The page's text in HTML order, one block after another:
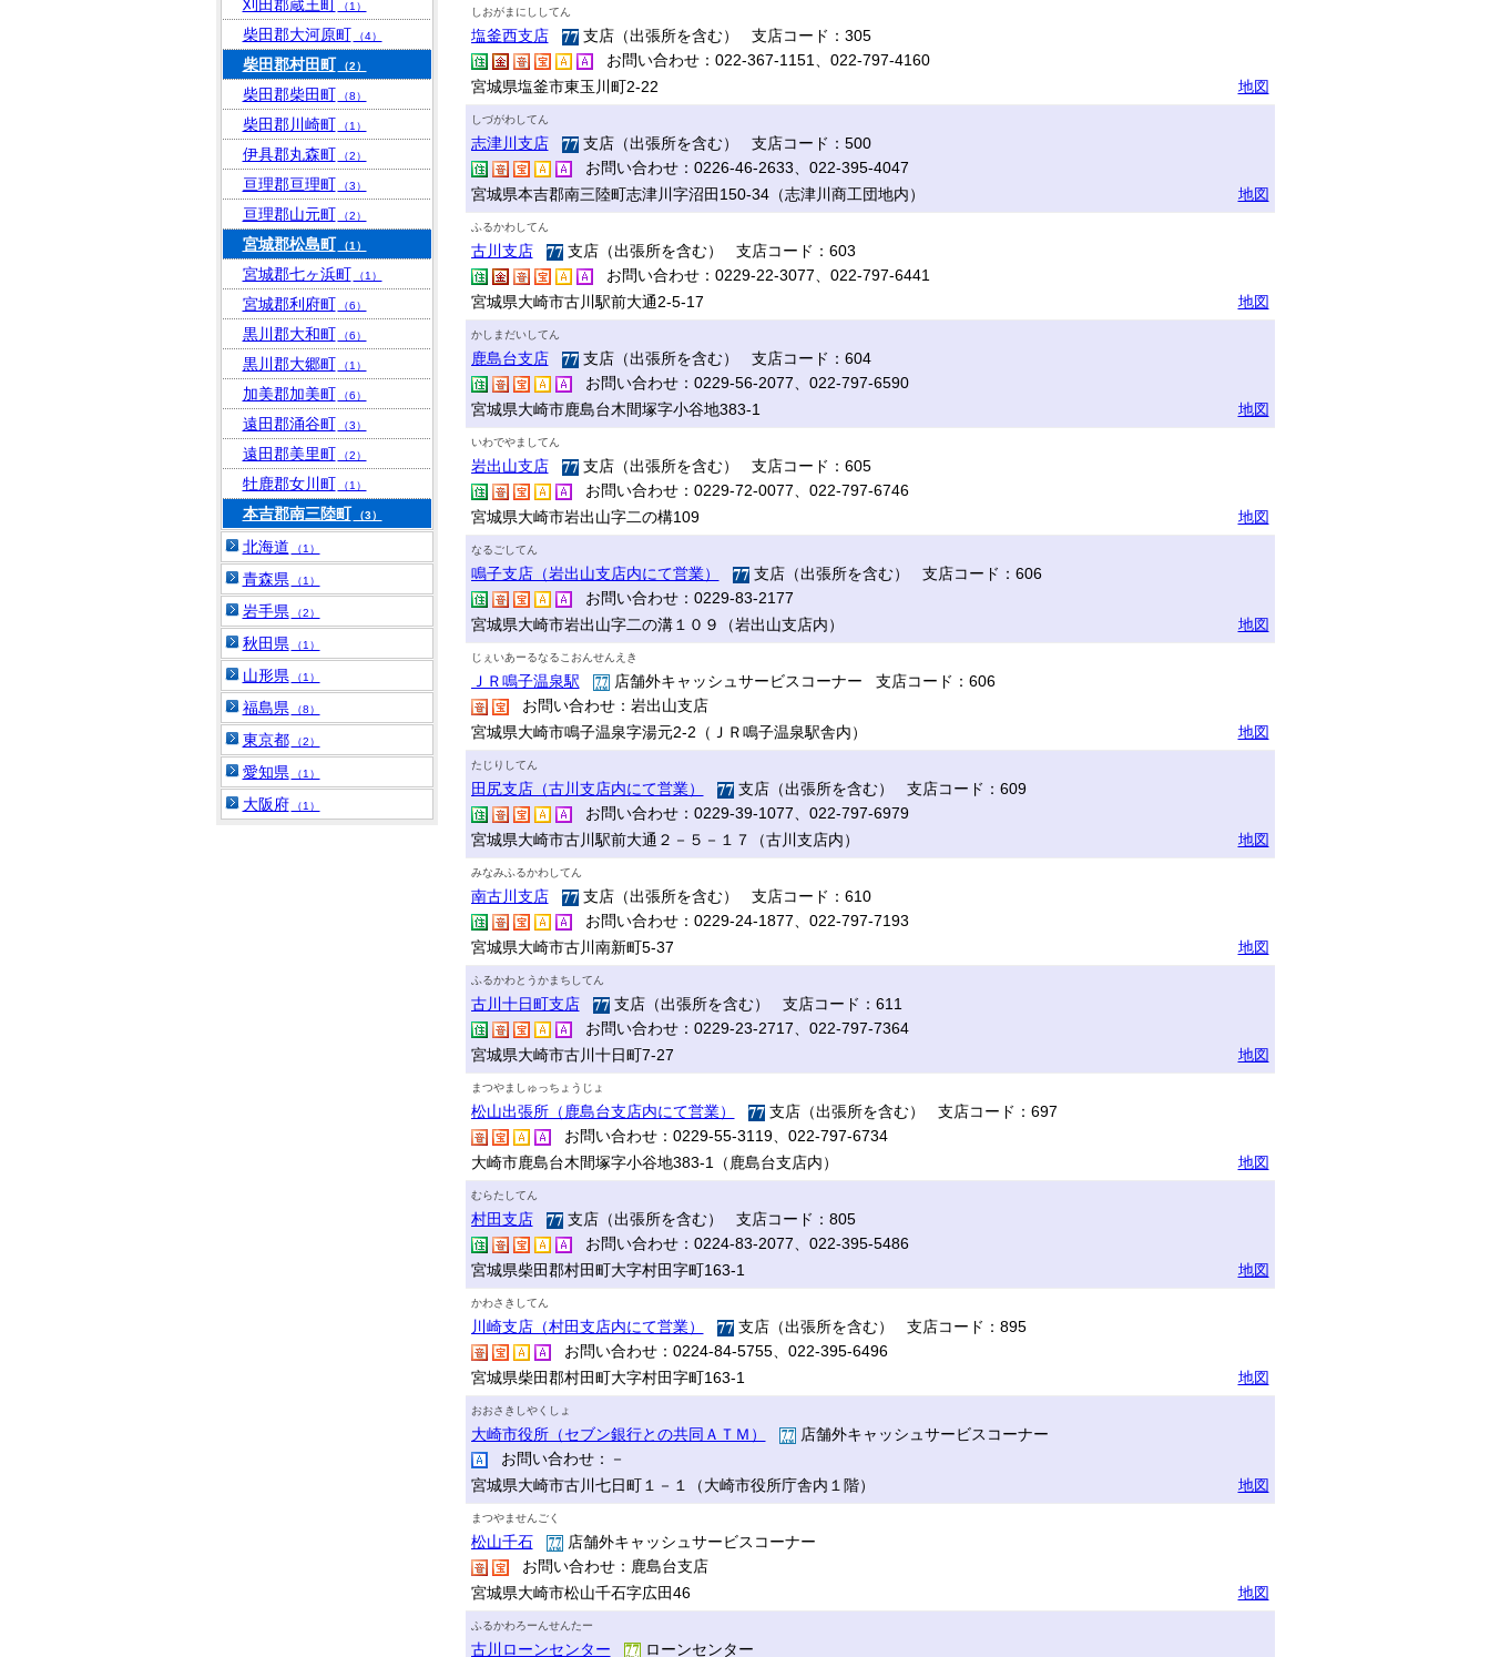
しおがまにししてん
塩釜西支店
支店（出張所を含む） 支店コード：305
お問い合わせ：022-367-1151、022-797-4160
宮城県塩釜市東玉川町2-22
地図
しづがわしてん
志津川支店
支店（出張所を含む） 支店コード：500
お問い合わせ：0226-46-2633、022-395-4047
宮城県本吉郡南三陸町志津川字沼田150-34（志津川商工団地内）
地図
ふるかわしてん
古川支店
支店（出張所を含む） 支店コード：603
お問い合わせ：0229-22-3077、022-797-6441
宮城県大崎市古川駅前大通2-5-17
地図
かしまだいしてん
鹿島台支店
支店（出張所を含む） 支店コード：604
お問い合わせ：0229-56-2077、022-797-6590
宮城県大崎市鹿島台木間塚字小谷地383-1
地図
いわでやましてん
岩出山支店
支店（出張所を含む） 支店コード：605
お問い合わせ：0229-72-0077、022-797-6746
宮城県大崎市岩出山字二の構109
地図
なるごしてん
鳴子支店（岩出山支店内にて営業）
支店（出張所を含む） 支店コード：606
お問い合わせ：0229-83-2177
宮城県大崎市岩出山字二の溝１０９（岩出山支店内）
地図
じぇいあーるなるこおんせんえき
ＪＲ鳴子温泉駅
店舗外キャッシュサービスコーナー 支店コード：606
お問い合わせ：岩出山支店
宮城県大崎市鳴子温泉字湯元2-2（ＪＲ鳴子温泉駅舎内）
地図
たじりしてん
田尻支店（古川支店内にて営業）
支店（出張所を含む） 支店コード：609
お問い合わせ：0229-39-1077、022-797-6979
宮城県大崎市古川駅前大通２－５－１７（古川支店内）
地図
みなみふるかわしてん
南古川支店
支店（出張所を含む） 支店コード：610
お問い合わせ：0229-24-1877、022-797-7193
宮城県大崎市古川南新町5-37
地図
ふるかわとうかまちしてん
古川十日町支店
支店（出張所を含む） 支店コード：611
お問い合わせ：0229-23-2717、022-797-7364
宮城県大崎市古川十日町7-27
地図
まつやましゅっちょうじょ
松山出張所（鹿島台支店内にて営業）
支店（出張所を含む） 支店コード：697
お問い合わせ：0229-55-3119、022-797-6734
大崎市鹿島台木間塚字小谷地383-1（鹿島台支店内）
地図
むらたしてん
村田支店
支店（出張所を含む） 支店コード：805
お問い合わせ：0224-83-2077、022-395-5486
宮城県柴田郡村田町大字村田字町163-1
地図
かわさきしてん
川崎支店（村田支店内にて営業）
支店（出張所を含む） 支店コード：895
お問い合わせ：0224-84-5755、022-395-6496
宮城県柴田郡村田町大字村田字町163-1
地図
おおさきしやくしょ
大崎市役所（セブン銀行との共同ＡＴＭ）
店舗外キャッシュサービスコーナー
お問い合わせ：－
宮城県大崎市古川七日町１－１（大崎市役所庁舎内１階）
地図
まつやませんごく
松山千石
店舗外キャッシュサービスコーナー
お問い合わせ：鹿島台支店
宮城県大崎市松山千石字広田46
地図
ふるかわろーんせんたー
古川ローンセンター ローンセンター
刈田郡蔵王町 （1）
柴田郡大河原町 （4）
柴田郡村田町 （2）
柴田郡柴田町 （8）
柴田郡川崎町 （1）
伊具郡丸森町 （2）
亘理郡亘理町 （3）
亘理郡山元町 （2）
宮城郡松島町 （1）
宮城郡七ヶ浜町 （1）
宮城郡利府町 （6）
黒川郡大和町 （6）
黒川郡大郷町 （1）
加美郡加美町 （6）
遠田郡涌谷町 （3）
遠田郡美里町 （2）
牡鹿郡女川町 （1）
本吉郡南三陸町 （3）
北海道 （1）
青森県 （1）
岩手県 （2）
秋田県 （1）
山形県 （1）
福島県 （8）
東京都 （2）
愛知県 （1）
大阪府 （1）